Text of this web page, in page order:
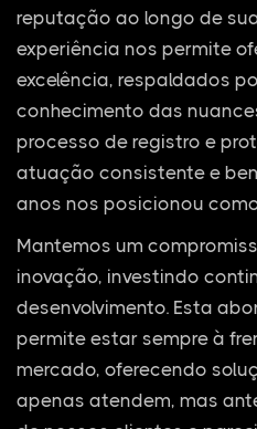
reputação ao longo de
experiência nos permite
excelência, respaldados
conhecimento das
processo de registro e
atuação consistente e
anos nos posicionou
Mantemos um
inovação, investindo
desenvolvimento. Esta
permite estar sempre à
mercado, oferecendo
apenas atendem, mas